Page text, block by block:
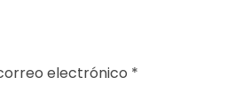
electrónico *